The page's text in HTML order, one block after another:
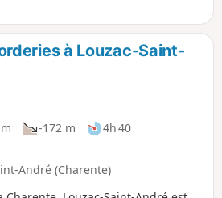
paisible Vallée
reconnu
patrimoine
partez à
le vous
accessible à
à Louzac-Saint-
-172 m
4h 40
André (Charente)